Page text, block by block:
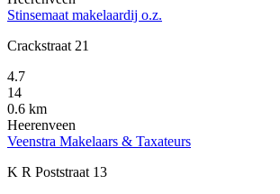
Stinsemaat makelaardij o.z.
Crackstraat 21
4.7
14
0.6 km
Heerenveen
Veenstra Makelaars & Taxateurs
K R Poststraat 13